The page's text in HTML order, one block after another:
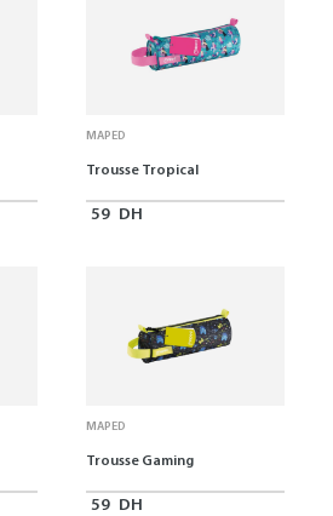
MAPED
Trousse Tropical
59 DH
MAPED
Trousse Gaming
59 DH